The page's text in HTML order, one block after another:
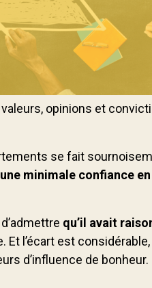
opinions et
se fait
minimale confiance
qu’il avait
l’écart est
d’influence de bonheur.